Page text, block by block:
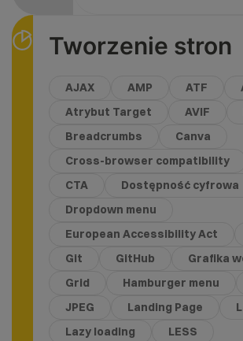
Tworzenie stron
AJAX AMP ATF
Atrybut Target
AVIF
Breadcrumbs
Canva
Cross-browser compatibility
CTA
Dostępność cyfrowa
Dropdown menu
European Accessibility Act
Git
GitHub
Grafika
Grid
Hamburger menu
JPEG
Landing Page
Lazy loading
LESS